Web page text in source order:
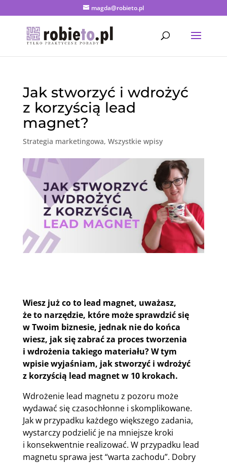
magda@robieto.pl
Jak stworzyć i wdrożyć
z korzyścią lead
magnet?
Strategia marketingowa, Wszystkie wpisy
Wiesz już co to lead magnet, uważasz,
że to narzędzie, które może sprawdzić się
w Twoim biznesie, jednak nie do końca
wiesz, jak się zabrać za proces tworzenia
i wdrożenia takiego materiału? W tym
wpisie wyjaśniam, jak stworzyć i wdrożyć
z korzyścią lead magnet w 10 krokach.
Wdrożenie lead magnetu z pozoru może
wydawać się czasochłonne i skomplikowane.
Jak w przypadku każdego większego zadania,
wystarczy podzielić je na mniejsze kroki
i konsekwentnie realizować. W przypadku lead
magnetu sprawa jest “warta zachodu”. Dobry